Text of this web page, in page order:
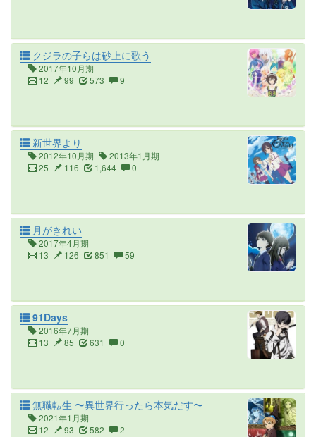
クジラの子らは砂上に歌う
2017年10月期
12
99 573 9
新世界より
2012年10月期
2013年1月期
25
116 1,644 0
月がきれい
2017年4月期
13
126 851 59
91Days
2016年7月期
13
85 631 0
無職転生 〜異世界行ったら本気だす〜
2021年1月期
12
93 582 2